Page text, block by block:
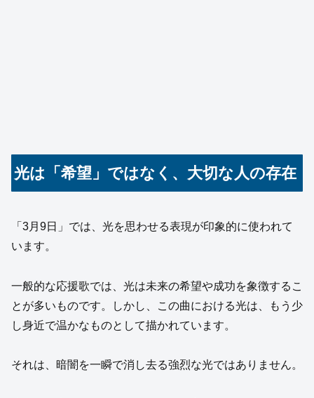
光は「希望」ではなく、大切な人の存在
「3月9日」では、光を思わせる表現が印象的に使われて
います。
一般的な応援歌では、光は未来の希望や成功を象徴するこ
とが多いものです。しかし、この曲における光は、もう少
し身近で温かなものとして描かれています。
それは、暗闇を一瞬で消し去る強烈な光ではありません。